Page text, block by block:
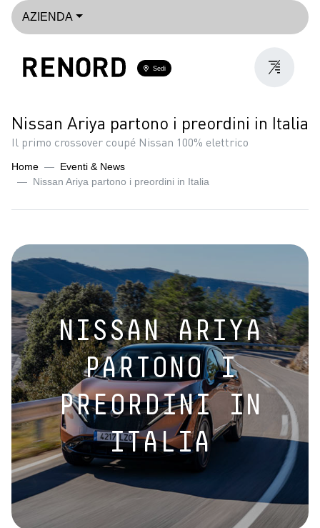
AZIENDA
Sedi
Nissan Ariya partono i preordini in Italia
Il primo crossover coupé Nissan 100% elettrico
Home
Eventi & News
Nissan Ariya partono i preordini in Italia
NISSAN ARIYA
PARTONO I
PREORDINI IN
ITALIA